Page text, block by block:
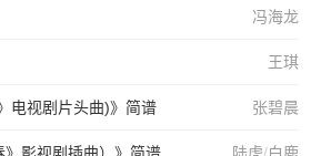
冯海龙
王琪
张碧晨
电视剧片头曲)》简谱